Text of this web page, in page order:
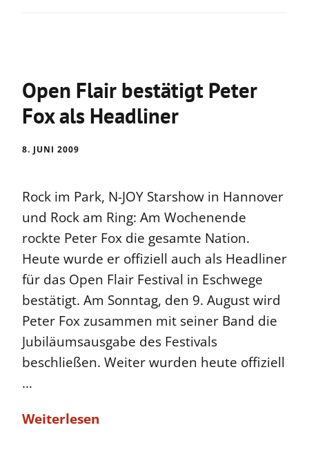
Open Flair bestätigt Peter
Fox als Headliner
8. JUNI 2009
Rock im Park, N-JOY Starshow in Hannover
und Rock am Ring: Am Wochenende
rockte Peter Fox die gesamte Nation.
Heute wurde er offiziell auch als Headliner
für das Open Flair Festival in Eschwege
bestätigt. Am Sonntag, den 9. August wird
Peter Fox zusammen mit seiner Band die
Jubiläumsausgabe des Festivals
beschließen. Weiter wurden heute offiziell
…
Weiterlesen